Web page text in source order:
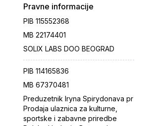
Pravne informacije
PIB 115552368
MB 22174401
SOLIX LABS DOO BEOGRAD
PIB 114165836
MB 67370481
Preduzetnik Iryna Spirydonava pr
Prodaja ulaznica za kulturne,
sportske i zabavne priredbe